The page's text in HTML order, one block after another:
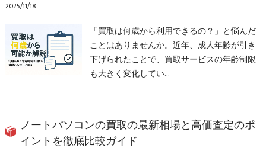
2025/11/18
「買取は何歳から利用できるの？」と悩んだ
ことはありませんか。近年、成人年齢が引き
下げられたことで、買取サービスの年齢制限
も大きく変化してい…
ノートパソコンの買取の最新相場と高価査定のポ
イントを徹底比較ガイド